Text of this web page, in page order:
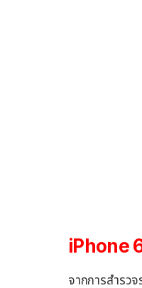
iPhone
จากการสำรวจ